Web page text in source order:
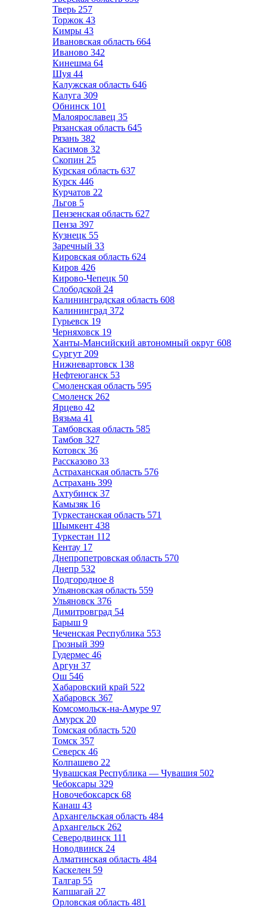
Тверь 257
Торжок 43
Кимры 43
Ивановская область 664
Иваново 342
Кинешма 64
Шуя 44
Калужская область 646
Калуга 309
Обнинск 101
Малоярославец 35
Рязанская область 645
Рязань 382
Касимов 32
Скопин 25
Курская область 637
Курск 446
Курчатов 22
Льгов 5
Пензенская область 627
Пенза 397
Кузнецк 55
Заречный 33
Кировская область 624
Киров 426
Кирово-Чепецк 50
Слободской 24
Калининградская область 608
Калининград 372
Гурьевск 19
Черняховск 19
Ханты-Мансийский автономный округ 608
Сургут 209
Нижневартовск 138
Нефтеюганск 53
Смоленская область 595
Смоленск 262
Ярцево 42
Вязьма 41
Тамбовская область 585
Тамбов 327
Котовск 36
Рассказово 33
Астраханская область 576
Астрахань 399
Ахтубинск 37
Камызяк 16
Туркестанская область 571
Шымкент 438
Туркестан 112
Кентау 17
Днепропетровская область 570
Днепр 532
Подгородное 8
Ульяновская область 559
Ульяновск 376
Димитровград 54
Барыш 9
Чеченская Республика 553
Грозный 399
Гудермес 46
Аргун 37
Ош 546
Хабаровский край 522
Хабаровск 367
Комсомольск-на-Амуре 97
Амурск 20
Томская область 520
Томск 357
Северск 46
Колпашево 22
Чувашская Республика — Чувашия 502
Чебоксары 329
Новочебоксарск 68
Канаш 43
Архангельская область 484
Архангельск 262
Северодвинск 111
Новодвинск 24
Алматинская область 484
Каскелен 59
Талгар 55
Капшагай 27
Орловская область 481